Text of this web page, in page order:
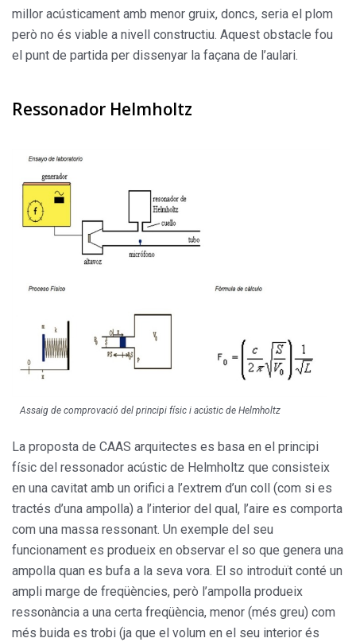
millor acústicament amb menor gruix, doncs, seria el plom
però no és viable a nivell constructiu. Aquest obstacle fou
el punt de partida per dissenyar la façana de l’aulari.
Ressonador Helmholtz
Assaig de comprovació del principi físic i acústic de Helmholtz
La proposta de CAAS arquitectes es basa en el principi
físic del ressonador acústic de Helmholtz que consisteix
en una cavitat amb un orifici a l’extrem d’un coll (com si es
tractés d’una ampolla) a l’interior del qual, l’aire es comporta
com una massa ressonant. Un exemple del seu
funcionament es produeix en observar el so que genera una
ampolla quan es bufa a la seva vora. El so introduït conté un
ampli marge de freqüències, però l’ampolla produeix
ressonància a una certa freqüèn­cia, menor (més greu) com
més buida es trobi (ja que el volum en el seu interior és